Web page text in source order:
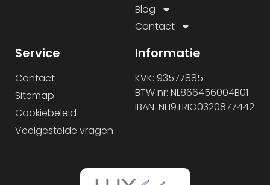
Blog
Contact
Service
Contact
Sitemap
Cookiebeleid
Veelgestelde vragen
Informatie
KVK: 93577885
BTW nr: NL866456004B01
IBAN: NL19TRIO0320877442